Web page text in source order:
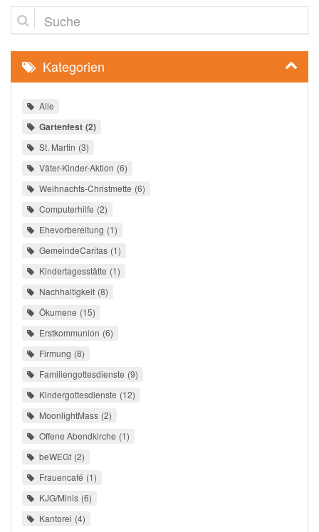
Suche
Kategorien
Alle
Gartenfest 2
St. Martin 3
Väter-Kinder-Aktion 6
Weihnachts-Christmette 6
Computerhilfe 2
Ehevorbereitung 1
GemeindeCaritas 1
Kindertagesstätte 1
Nachhaltigkeit 8
Ökumene 15
Erstkommunion 6
Firmung 8
Familiengottesdienste 9
Kindergottesdienste 12
MoonlightMass 2
Offene Abendkirche 1
beWEGt 2
Frauencafé 1
KJG/Minis 6
Kantorei 4